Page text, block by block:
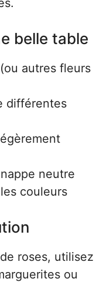
belle table
autres fleurs
différentes
neutre
couleurs
roses, utilisez
ou